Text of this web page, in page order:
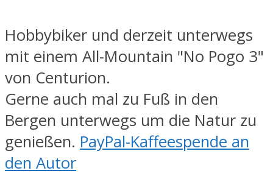
Hobbybiker und derzeit unterwegs
mit einem All-Mountain "No Pogo 3"
von Centurion.
Gerne auch mal zu Fuß in den
Bergen unterwegs um die Natur zu
genießen. PayPal-Kaffeespende an
den Autor